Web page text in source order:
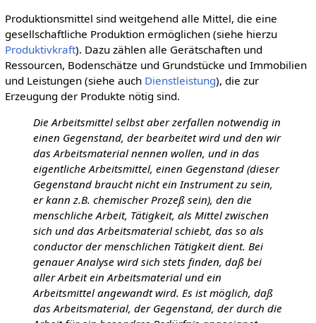
Produktionsmittel sind weitgehend alle Mittel, die eine
gesellschaftliche Produktion ermöglichen (siehe hierzu
Produktivkraft). Dazu zählen alle Gerätschaften und
Ressourcen, Bodenschätze und Grundstücke und Immobilien
und Leistungen (siehe auch Dienstleistung), die zur
Erzeugung der Produkte nötig sind.
Die Arbeitsmittel selbst aber zerfallen notwendig in
einen Gegenstand, der bearbeitet wird und den wir
das Arbeitsmaterial nennen wollen, und in das
eigentliche Arbeitsmittel, einen Gegenstand (dieser
Gegenstand braucht nicht ein Instrument zu sein,
er kann z.B. chemischer Prozeß sein), den die
menschliche Arbeit, Tätigkeit, als Mittel zwischen
sich und das Arbeitsmaterial schiebt, das so als
conductor der menschlichen Tätigkeit dient. Bei
genauer Analyse wird sich stets finden, daß bei
aller Arbeit ein Arbeitsmaterial und ein
Arbeitsmittel angewandt wird. Es ist möglich, daß
das Arbeitsmaterial, der Gegenstand, der durch die